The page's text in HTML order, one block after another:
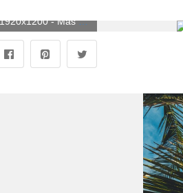
1920x1200 - Más de 63 fondos de pantalla tropicales. Imágen tropicales.